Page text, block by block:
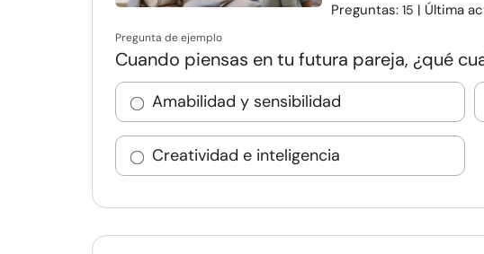
Preguntas: 15 | Última
Pregunta de ejemplo
Cuando piensas en tu futura pareja, ¿qué
Amabilidad y sensibilidad
Creatividad e inteligencia